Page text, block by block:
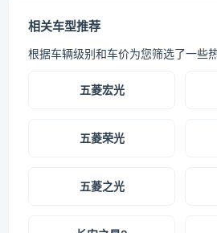
相关车型推荐
根据车辆级别和车价为您筛选了一些
五菱宏光
五菱荣光
五菱之光